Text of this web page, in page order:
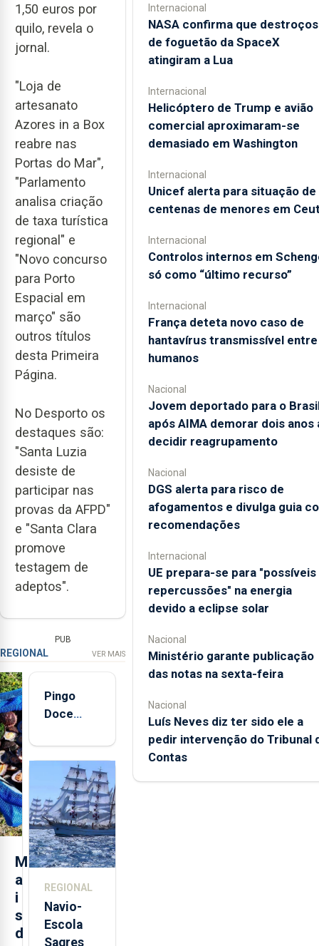
1,50 euros por
quilo, revela o
jornal.
"Loja de
artesanato
Azores in a Box
reabre nas
Portas do Mar",
"Parlamento
analisa criação
de taxa turística
regional" e
"Novo concurso
para Porto
Espacial em
março" são
outros títulos
desta Primeira
Página.
No Desporto os
destaques são:
"Santa Luzia
desiste de
participar nas
provas da AFPD"
e "Santa Clara
promove
testagem de
adeptos".
PUB
REGIONAL VER MAIS
M
a
i
s
d
Pingo
Doce
quinta-
feira nova
loja em
São
Sebastião
e cria 30
postos de
REGIONAL
Navio-
Escola
Sagres
Internacional
NASA confirma que destroços
de foguetão da SpaceX
atingiram a Lua
Internacional
Helicóptero de Trump e avião
comercial aproximaram-se
demasiado em Washington
Internacional
Unicef alerta para situação de
centenas de menores em
Internacional
Controlos internos em
só como “último recurso”
Internacional
França deteta novo caso de
hantavírus transmissível entre
humanos
Nacional
Jovem deportado para o
após AIMA demorar dois anos
decidir reagrupamento
Nacional
DGS alerta para risco de
afogamentos e divulga guia
recomendações
Internacional
UE prepara-se para "possíveis
repercussões" na energia
devido a eclipse solar
Nacional
Ministério garante publicação
das notas na sexta-feira
Nacional
Luís Neves diz ter sido ele a
pedir intervenção do Tribunal
Contas